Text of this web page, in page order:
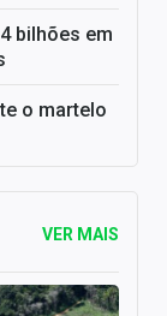
bilhões em
o martelo
VER MAIS